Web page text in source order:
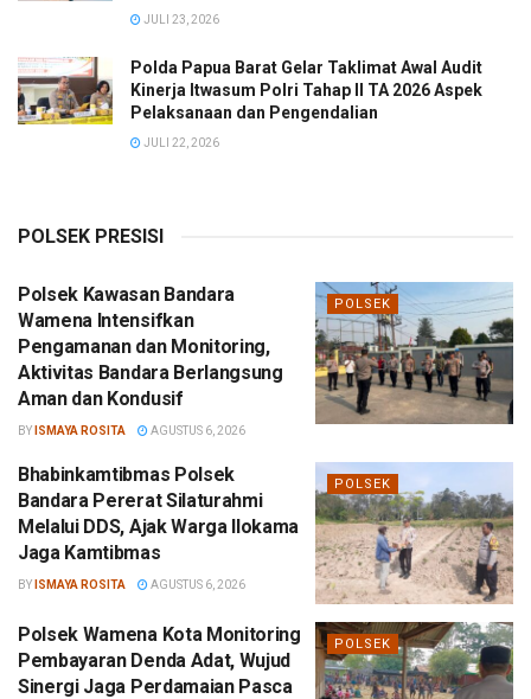
JULI 23, 2026
Polda Papua Barat Gelar Taklimat Awal Audit
Kinerja Itwasum Polri Tahap II TA 2026 Aspek
Pelaksanaan dan Pengendalian
JULI 22, 2026
POLSEK PRESISI
POLSEK
Polsek Kawasan Bandara
Wamena Intensifkan
Pengamanan dan Monitoring,
Aktivitas Bandara Berlangsung
Aman dan Kondusif
BY ISMAYA ROSITA AGUSTUS 6, 2026
POLSEK
Bhabinkamtibmas Polsek
Bandara Pererat Silaturahmi
Melalui DDS, Ajak Warga Ilokama
Jaga Kamtibmas
BY ISMAYA ROSITA AGUSTUS 6, 2026
POLSEK
Polsek Wamena Kota Monitoring
Pembayaran Denda Adat, Wujud
Sinergi Jaga Perdamaian Pasca